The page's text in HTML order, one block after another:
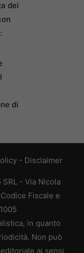
dei
di
- Disclaimer
- Via Nicola
Fiscale e
in quanto
Non può
ai sensi